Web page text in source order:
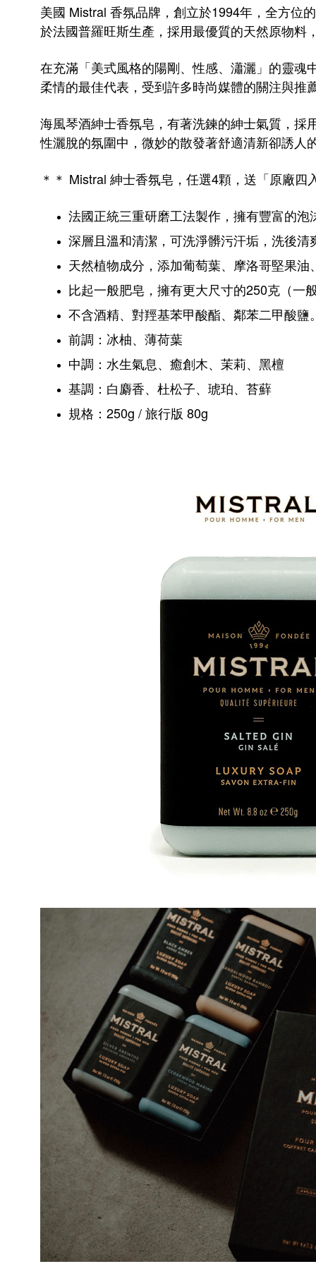
美國 Mistral 香氛品牌， 創立於1994年， 全方位
於法國普羅旺斯生產，採用最優質的天然原物
在充滿「美式風格的陽剛、性感、瀟灑」的靈魂
柔情的最佳代表，受到許多時尚媒體的關注與推
海風琴酒紳士香氛皂， 有著洗鍊的紳士氣質，採
性灑脫的氛圍中，微妙的散發著舒適清新卻誘
＊＊ Mistral 紳士香氛皂，任選4顆，送「原廠四
法國正統三重研磨工法製作，擁有豐富的
深層且溫和清潔，可洗淨髒污汗垢，洗後
天然植物成分，添加葡萄葉、摩洛哥堅果
比起一般肥皂，擁有更大尺寸的250克（一
不含酒精、對羥基苯甲酸酯、鄰苯二甲酸鹽
前調：冰柚、薄荷葉
中調：水生氣息、癒創木、茉莉、黑檀
基調：白麝香、杜松子、琥珀、苔蘚
規格：250g / 旅行版 80g